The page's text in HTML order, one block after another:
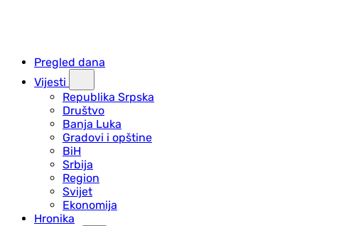
Pregled dana
Vijesti
Republika Srpska
Društvo
Banja Luka
Gradovi i opštine
BiH
Srbija
Region
Svijet
Ekonomija
Hronika